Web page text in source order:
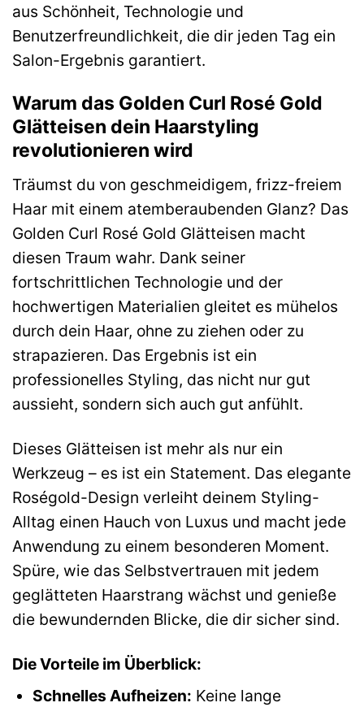
aus Schönheit, Technologie und
Benutzerfreundlichkeit, die dir jeden Tag ein
Salon-Ergebnis garantiert.
Warum das Golden Curl Rosé Gold
Glätteisen dein Haarstyling
revolutionieren wird
Träumst du von geschmeidigem, frizz-freiem
Haar mit einem atemberaubenden Glanz? Das
Golden Curl Rosé Gold Glätteisen macht
diesen Traum wahr. Dank seiner
fortschrittlichen Technologie und der
hochwertigen Materialien gleitet es mühelos
durch dein Haar, ohne zu ziehen oder zu
strapazieren. Das Ergebnis ist ein
professionelles Styling, das nicht nur gut
aussieht, sondern sich auch gut anfühlt.
Dieses Glätteisen ist mehr als nur ein
Werkzeug – es ist ein Statement. Das elegante
Roségold-Design verleiht deinem Styling-
Alltag einen Hauch von Luxus und macht jede
Anwendung zu einem besonderen Moment.
Spüre, wie das Selbstvertrauen mit jedem
geglätteten Haarstrang wächst und genieße
die bewundernden Blicke, die dir sicher sind.
Die Vorteile im Überblick:
Schnelles Aufheizen: Keine lange